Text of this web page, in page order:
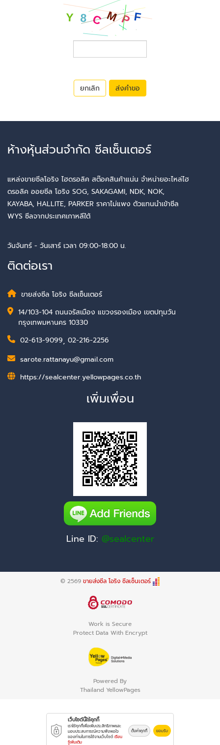
ยกเลิก ส่งคำขอ
ห้างหุ้นส่วนจำกัด ซีลเซ็นเตอร์
แหล่งขายซีลโอริง ไฮดรอลิค สต๊อคสินค้าแน่น จำหน่ายอะไหล่ไฮ
ดรอลิค ออยซีล โอริง SOG, SAKAGAMI, NDK, NOK,
KAYABA, HALLITE, PARKER ราคาไม่แพง ตัวแทนนำเข้าซีล
WYS ซีลจากประเทศเกาหลีใต้
วันจันทร์ - วันเสาร์ เวลา 09:00-18:00 น.
ติดต่อเรา
ขายส่งซีล โอริง ซีลเซ็นเตอร์
14/103-104 ถนนจรัสเมือง แขวงรองเมือง เขตปทุมวัน
กรุงเทพมหานคร 10330
02-613-9099, 02-216-2256
sarote.rattanayu@gmail.com
https://sealcenter.yellowpages.co.th
เพิ่มเพื่อน
Line ID: @sealcenter
© 2569 ขายส่งซีล โอริง ซีลเซ็นเตอร์
Work is Secure
Protect Data With Encrypt
Powered By
Thailand YellowPages
เว็บไซต์นี้ใช้คุกกี้
เราใช้คุกกี้เพื่อเพิ่มประสิทธิภาพและ
มอบประสบการณ์ความพึงพอใจ
ของท่านในการใช้งานเว็บไซต์ เรียน
รู้เพิ่มเติม
ตั้งค่าคุกกี้ ยอมรับ